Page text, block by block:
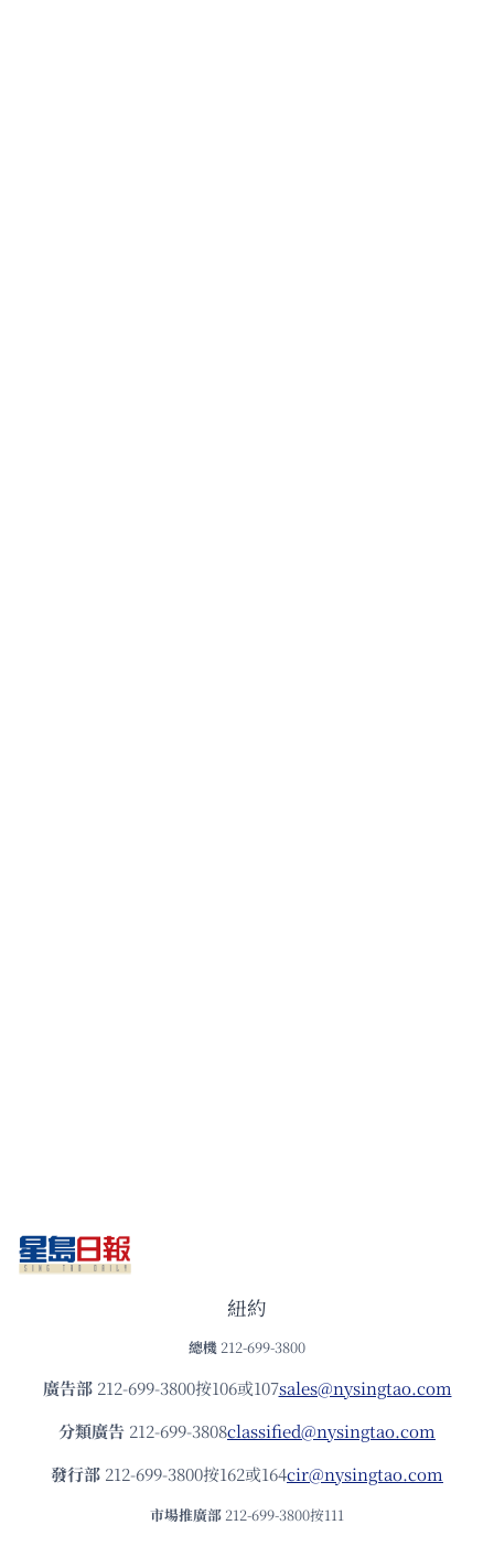
紐約
總機 212-699-3800
廣告部212-699-3800按106或107sales@nysingtao.com
分類廣告 212-699-3808classified@nysingtao.com
發⾏部 212-699-3800按162或164cir@nysingtao.com
市場推廣部 212-699-3800按111